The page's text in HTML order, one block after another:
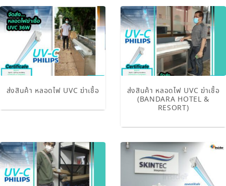
ส่งสินค้า หลอดไฟ UVC ฆ่าเชื้อ
ส่งสินค้า หลอดไฟ UVC ฆ่าเชื้อ
(BANDARA HOTEL &
RESORT)